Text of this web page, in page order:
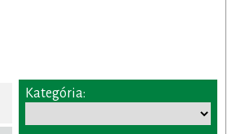
Kategória: